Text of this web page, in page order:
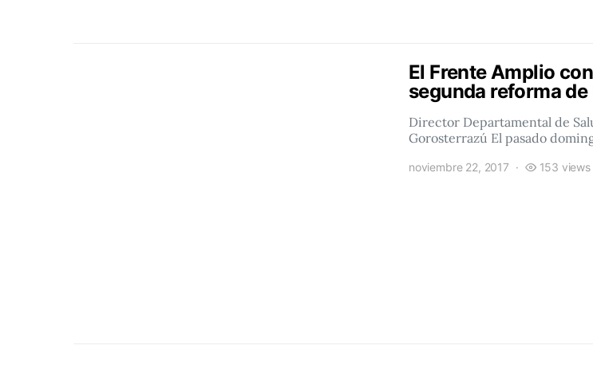
El Frente Amplio
segunda reforma de
Director Departamental de
Gorosterrazú El pasado
noviembre 22, 2017 153 views